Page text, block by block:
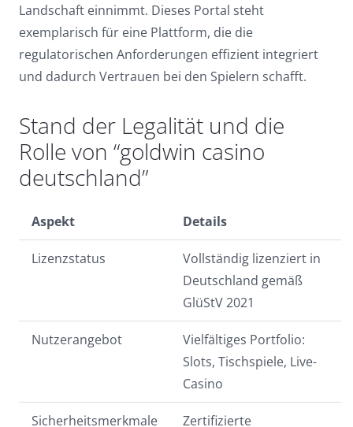
Landschaft einnimmt. Dieses Portal steht
exemplarisch für eine Plattform, die die
regulatorischen Anforderungen effizient integriert
und dadurch Vertrauen bei den Spielern schafft.
Stand der Legalität und die
Rolle von “goldwin casino
deutschland”
Aspekt Details
Lizenzstatus
Vollständig lizenziert in
Deutschland gemäß
GlüStV 2021
Nutzerangebot
Vielfältiges Portfolio:
Slots, Tischspiele, Live-
Casino
Sicherheitsmerkmale Zertifizierte